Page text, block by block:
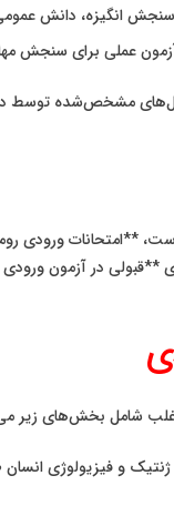
انگیزه، دانش
عملی برای سنجش
مشخص‌شده توسط
**امتحانات ورودی
**قبولی در آزمون
اغلب شامل بخش‌های زیر
و فیزیولوژی